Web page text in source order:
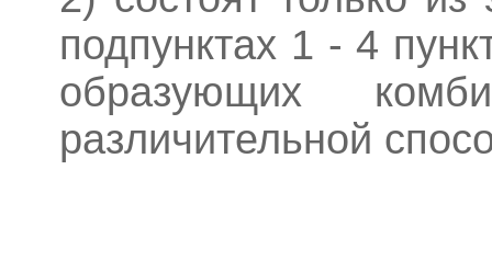
подпунктах 1 - 4
образующих
различительной